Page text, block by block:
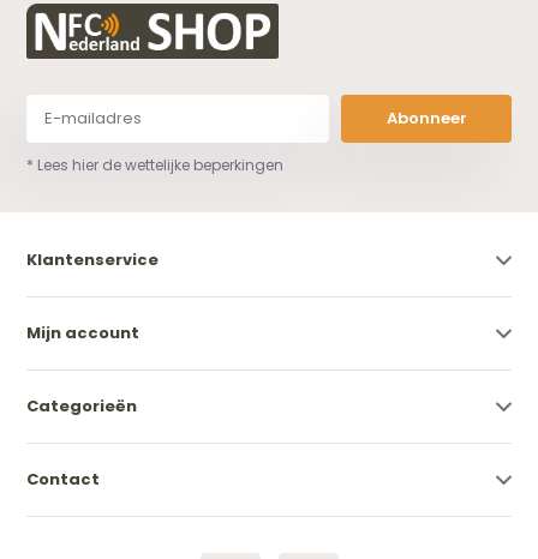
Abonneer
* Lees hier de wettelijke beperkingen
Klantenservice
Mijn account
Categorieën
Contact